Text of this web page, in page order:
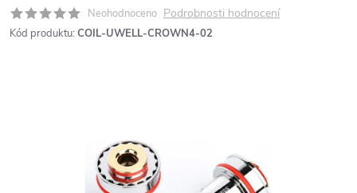
Neohodnoceno Podrobnosti hodnocení
Kód produktu: COIL-UWELL-CROWN4-02